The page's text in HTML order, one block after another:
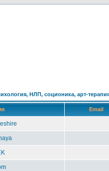
НЛП, соционика, арт-
Email